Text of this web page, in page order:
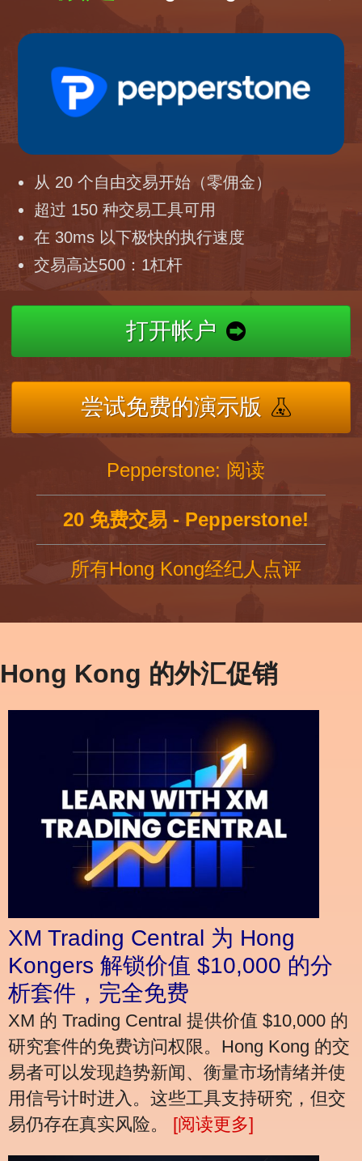
从 20 个自由交易开始（零佣金）
超过 150 种交易工具可用
在 30ms 以下极快的执行速度
交易高达500：1杠杆
打开帐户
尝试免费的演示版
Pepperstone: 阅读
20 免费交易 - Pepperstone!
所有Hong Kong经纪人点评
Hong Kong 的外汇促销
XM Trading Central 为 Hong
Kongers 解锁价值 $10,000 的分
析套件，完全免费
XM 的 Trading Central 提供价值 $10,000 的
研究套件的免费访问权限。Hong Kong 的交
易者可以发现趋势新闻、衡量市场情绪并使
用信号计时进入。这些工具支持研究，但交
易仍存在真实风险。 [阅读更多]